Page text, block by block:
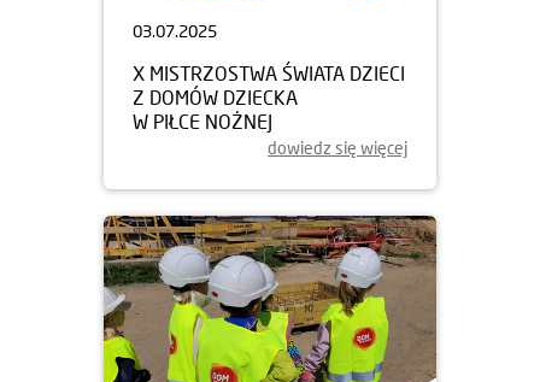
03.07.2025
X MISTRZOSTWA ŚWIATA DZIECI
Z DOMÓW DZIECKA
W PIŁCE NOŻNEJ
dowiedz się więcej